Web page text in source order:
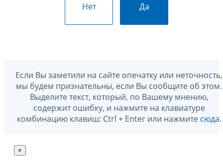
Нет Да
Если Вы заметили на сайте опечатку или неточность,
мы будем признательны, если Вы сообщите об этом.
Выделите текст, который, по Вашему мнению,
содержит ошибку, и нажмите на клавиатуре
комбинацию клавиш: Ctrl + Enter или нажмите сюда.
×